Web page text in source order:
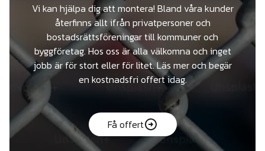
Vi kan hjälpa dig att montera! Bland våra kunder
återfinns allt ifrån privatpersoner och
bostadsrättsföreningar till kommuner och
byggföretag. Hos oss är alla välkomna och inget
jobb är för stort eller för litet. Läs mer och begär
en kostnadsfri offert idag.
Få offert